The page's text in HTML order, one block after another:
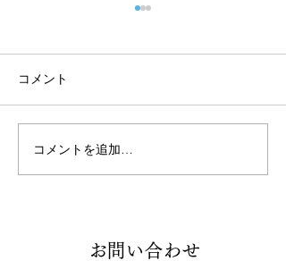
組合だより７月号を発行
いたしました
コメント
コメントを追加…
お問い合わせ